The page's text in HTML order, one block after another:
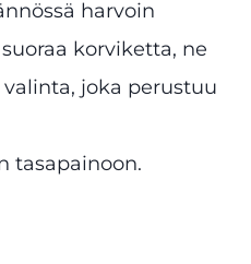
harvoin
korviketta, ne
joka perustuu
tasapainoon.